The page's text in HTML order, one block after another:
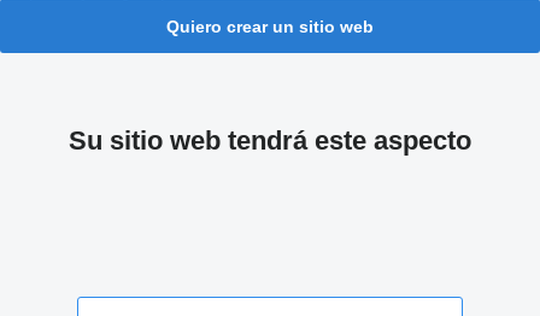
Quiero crear un sitio web
Su sitio web tendrá este aspecto